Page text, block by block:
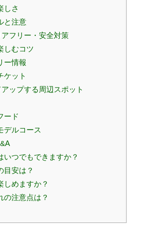
しさ
と注意
フリー・安全対策
しむコツ
ー情報
ケット
ップする周辺スポット
ード
デルコース
いつでもできますか？
目安は？
しめますか？
の注意点は？